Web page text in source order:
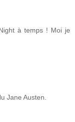
à temps ! Moi je
Jane Austen.